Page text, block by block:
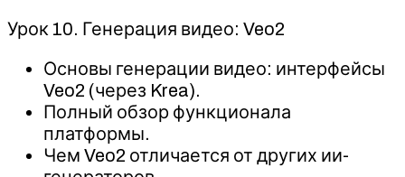
Урок 10. Генерация видео: Veo2
Основы генерации видео: интерфейсы
Veo2 (через Krea).
Полный обзор функционала
платформы.
Чем Veo2 отличается от других ии-